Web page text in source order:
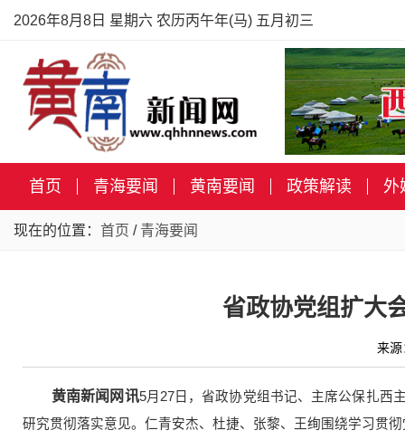
2026年8月8日 星期六 农历丙午年(马) 五月初三
首页 青海要闻 黄南要闻 政策解读 外
现在的位置： 首页 / 青海要闻
省政协党组扩大
来
黄南新闻网讯5月27日，省政协党组书记、主席公保扎西
研究贯彻落实意见。仁青安杰、杜捷、张黎、王绚围绕学习贯